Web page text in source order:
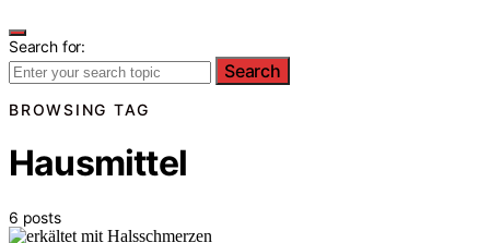
Search for:
Search
BROWSING TAG
Hausmittel
6 posts